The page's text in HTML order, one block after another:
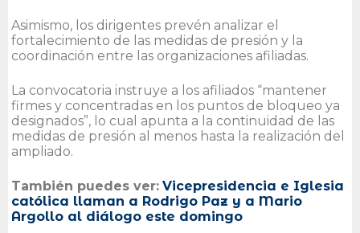
Asimismo, los dirigentes prevén analizar el
fortalecimiento de las medidas de presión y la
coordinación entre las organizaciones afiliadas.
La convocatoria instruye a los afiliados “mantener
firmes y concentradas en los puntos de bloqueo ya
designados”, lo cual apunta a la continuidad de las
medidas de presión al menos hasta la realización del
ampliado.
También puedes ver: Vicepresidencia e Iglesia
católica llaman a Rodrigo Paz y a Mario
Argollo al diálogo este domingo